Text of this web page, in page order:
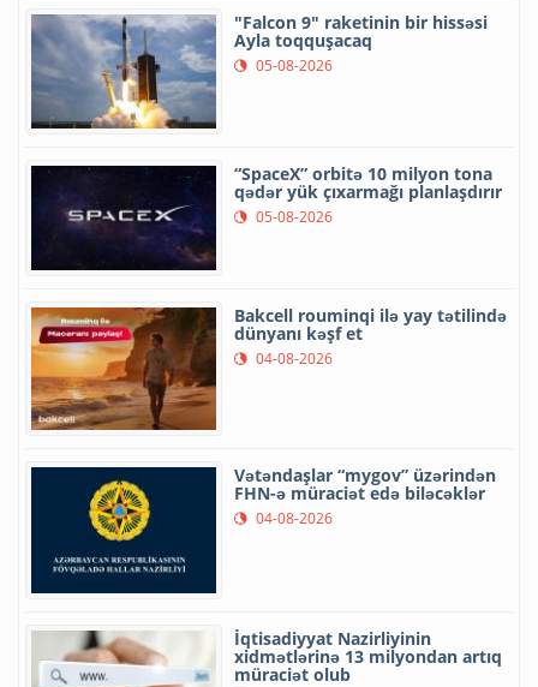
"Falcon 9" raketinin bir hissəsi
Ayla toqquşacaq
05-08-2026
“SpaceX” orbitə 10 milyon tona
qədər yük çıxarmağı planlaşdırır
05-08-2026
Bakcell rouminqi ilə yay tətilində
dünyanı kəşf et
04-08-2026
Vətəndaşlar “mygov” üzərindən
FHN-ə müraciət edə biləcəklər
04-08-2026
İqtisadiyyat Nazirliyinin
xidmətlərinə 13 milyondan artıq
müraciət olub